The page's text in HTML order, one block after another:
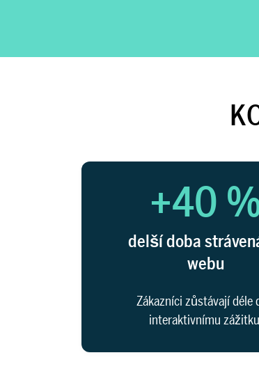
+40
delší doba
webu
Zákazníci zůstávají déle
interaktivnímu